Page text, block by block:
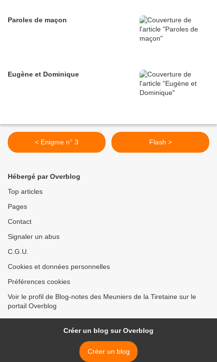
Paroles de maçon
Eugène et Dominique
< Enigme n° 3 Flash >
Hébergé par Overblog
Top articles
Pages
Contact
Signaler un abus
C.G.U.
Cookies et données personnelles
Préférences cookies
Voir le profil de Blog-notes des Meuniers de la Tiretaine sur le
portail Overblog
Créer un blog sur Overblog
Créer un blog